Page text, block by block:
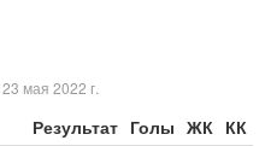
мая 2022 г.
Результат Голы ЖК КК